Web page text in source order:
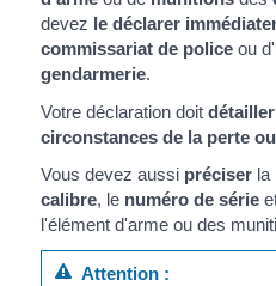
devez le déclarer
commissariat de policeou
gendarmerie.
Votre déclaration doit détailler
circonstances de la perte
Vous devez aussi préciserla
calibre, le numéro de série
l'élément d'arme ou des
Attention :